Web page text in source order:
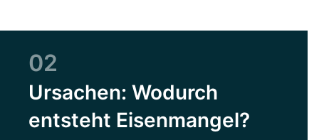
02
Ursachen: Wodurch
entsteht Eisenmangel?